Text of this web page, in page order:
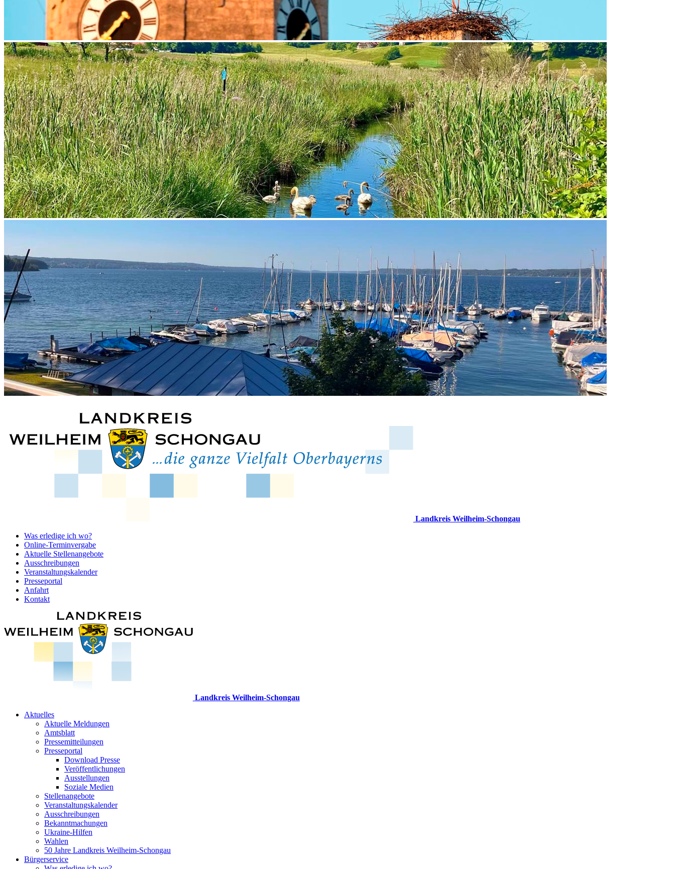
Landkreis Weilheim-Schongau
Was erledige ich wo?
Online-Terminvergabe
Aktuelle Stellenangebote
Ausschreibungen
Veranstaltungskalender
Presseportal
Anfahrt
Kontakt
Landkreis Weilheim-Schongau
Aktuelles
Aktuelle Meldungen
Amtsblatt
Pressemitteilungen
Presseportal
Download Presse
Veröffentlichungen
Ausstellungen
Soziale Medien
Stellenangebote
Veranstaltungskalender
Ausschreibungen
Bekanntmachungen
Ukraine-Hilfen
Wahlen
50 Jahre Landkreis Weilheim-Schongau
Bürgerservice